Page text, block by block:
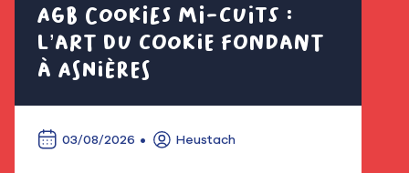
AGB Cookies mi-cuits :
l’art du cookie fondant
à Asnières
03/08/2026 Heustach